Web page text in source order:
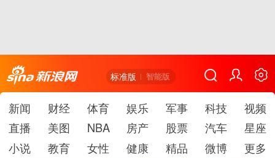
标准版 智能版
新闻 财经 体育 娱乐 军事 科技
视频
直播
美图 NBA 房产 股票 汽车
星座
小说
教育 女性 健康 精品 微博 更多